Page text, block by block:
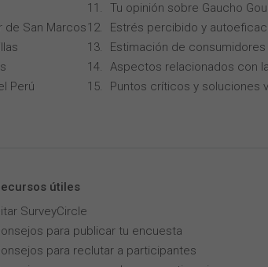
de San Marcos
Perú
Tu opinión sobre Gaucho
Estrés percibido y
Estimación de
Aspectos relacionados con
Puntos críticos y soluciones
útiles
SurveyCircle
para publicar tu encuesta
para reclutar a participantes